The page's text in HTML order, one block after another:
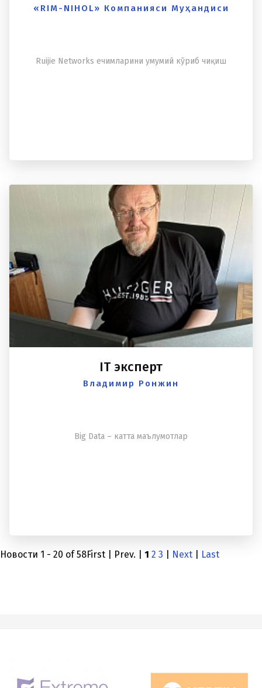
«RIM-NIHOL» Компанияси Муҳандиси
Ruijie Networks ечимларини умумий кўриб чиқиш
IT эксперт
Владимир Ронжин
Big Data – катта маълумотлар
Новости 1 - 20 of 58First | Prev. | 1 2 3 Next Last